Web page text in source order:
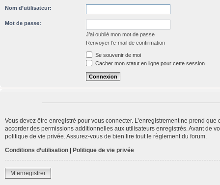
Nom d’utilisateur:
Mot de passe:
J’ai oublié mon mot de passe
Renvoyer l’e-mail de confirmation
Se souvenir de moi
Cacher mon statut en ligne pour cette session
Vous devez être enregistré pour vous connecter. L’enregistrement ne prend
accorder des permissions additionnelles aux utilisateurs enregistrés. Avant de
politique de vie privée. Assurez-vous de bien lire tout le règlement du forum.
Conditions d’utilisation
Politique de vie privée
M’enregistrer